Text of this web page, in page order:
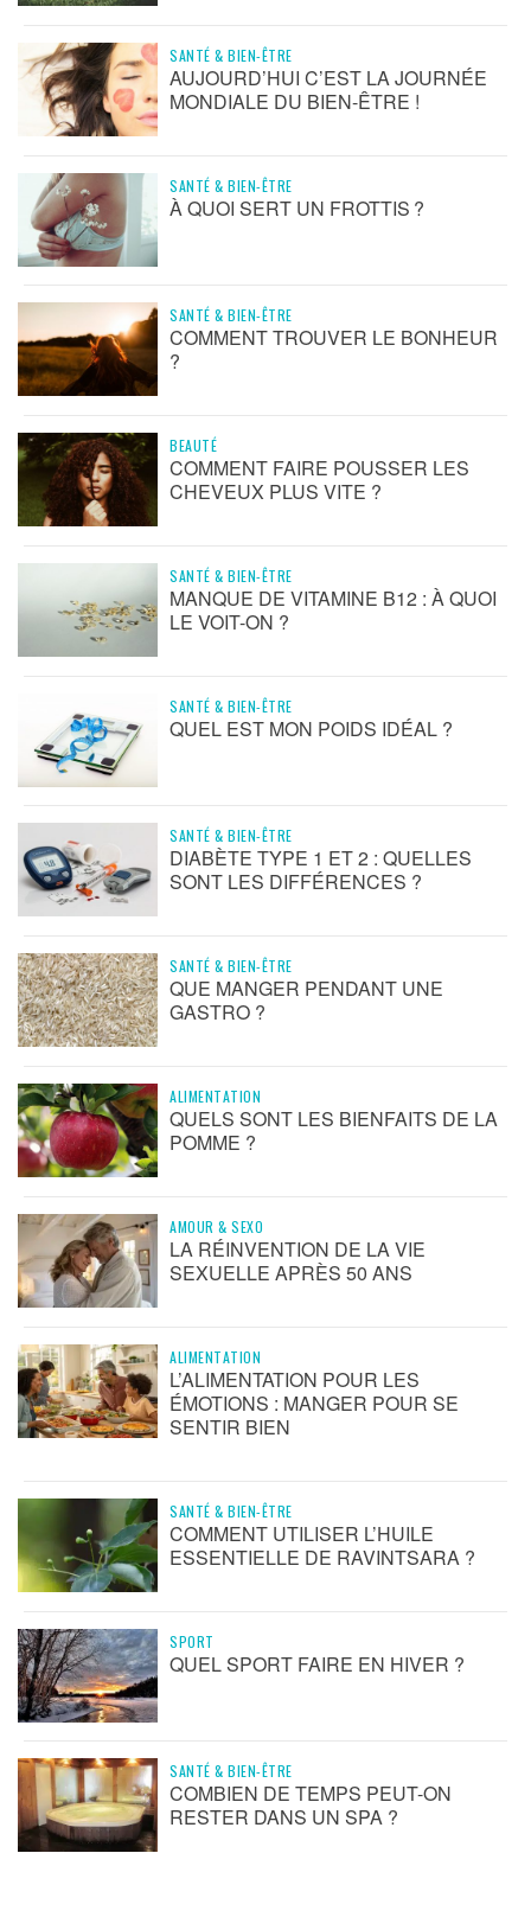
SANTÉ & BIEN-ÊTRE
AUJOURD’HUI C’EST LA JOURNÉE
MONDIALE DU BIEN-ÊTRE !
SANTÉ & BIEN-ÊTRE
À QUOI SERT UN FROTTIS ?
SANTÉ & BIEN-ÊTRE
COMMENT TROUVER LE BONHEUR
?
BEAUTÉ
COMMENT FAIRE POUSSER LES
CHEVEUX PLUS VITE ?
SANTÉ & BIEN-ÊTRE
MANQUE DE VITAMINE B12 : À QUOI
LE VOIT-ON ?
SANTÉ & BIEN-ÊTRE
QUEL EST MON POIDS IDÉAL ?
SANTÉ & BIEN-ÊTRE
DIABÈTE TYPE 1 ET 2 : QUELLES
SONT LES DIFFÉRENCES ?
SANTÉ & BIEN-ÊTRE
QUE MANGER PENDANT UNE
GASTRO ?
ALIMENTATION
QUELS SONT LES BIENFAITS DE LA
POMME ?
AMOUR & SEXO
LA RÉINVENTION DE LA VIE
SEXUELLE APRÈS 50 ANS
ALIMENTATION
L’ALIMENTATION POUR LES
ÉMOTIONS : MANGER POUR SE
SENTIR BIEN
SANTÉ & BIEN-ÊTRE
COMMENT UTILISER L’HUILE
ESSENTIELLE DE RAVINTSARA ?
SPORT
QUEL SPORT FAIRE EN HIVER ?
SANTÉ & BIEN-ÊTRE
COMBIEN DE TEMPS PEUT-ON
RESTER DANS UN SPA ?